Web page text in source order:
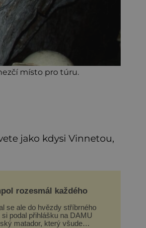
místo pro túru.
jako kdysi Vinnetou,
rozesmál každého
se ale do hvězdy stříbrného
podal přihlášku na DAMU
matador, který všude